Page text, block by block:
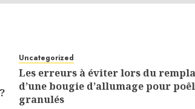
Uncategorized
Les erreurs à éviter lors du
d’une bougie d’allumage pour
granulés